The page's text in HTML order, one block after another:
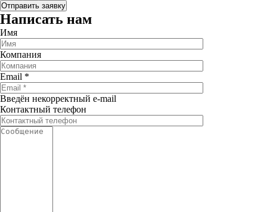
Написать нам
Имя
Компания
Email *
Введён некорректный e-mail
Контактный телефон